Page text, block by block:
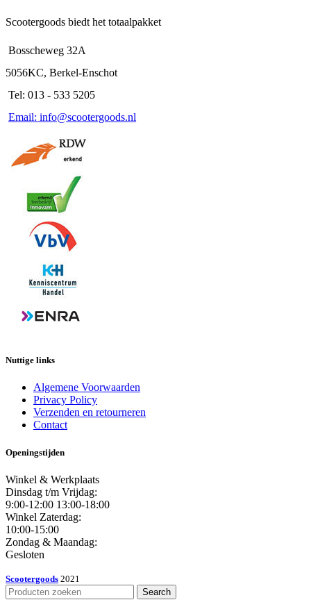
Scootergoods biedt het totaalpakket
Bosscheweg 32A
5056KC, Berkel-Enschot
Tel: 013 - 533 5205
Email: info@scootergoods.nl
Nuttige links
Algemene Voorwaarden
Privacy Policy
Verzenden en retourneren
Contact
Openingstijden
Winkel & Werkplaats
Dinsdag t/m Vrijdag:
9:00-12:00 13:00-18:00
Winkel Zaterdag:
10:00-15:00
Zondag & Maandag:
Gesloten
Scootergoods 2021
Search